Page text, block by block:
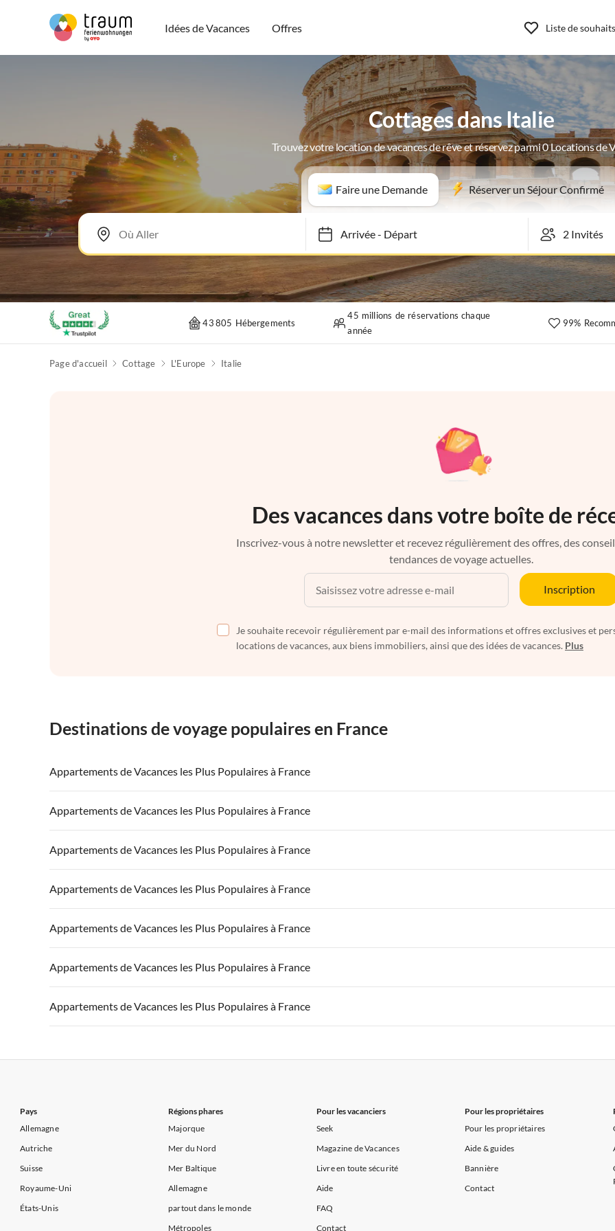
Idées de Vacances Offres Liste de souhaits
Cottages dans Italie
Trouvez votre location de vacances de rêve et réservez parmi 0 Locations de
Faire une Demande Réserver un Séjour Confirmé
Arrivée-Départ
43 805 Hébergements
45 millions de réservations chaque
année
99%
Page d'accueil Cottage L'Europe Italie
Des vacances dans votre boîte de
Inscrivez-vous à notre newsletter et recevez régulièrement des offres, des
tendances de voyage actuelles.
Inscription
Je souhaite recevoir régulièrement par e-mail des informations et offres exclusives et
locations de vacances, aux biens immobiliers, ainsi que des idées de vacances. Plus
Destinations de voyage populaires en France
Appartements de Vacances les Plus Populaires à France
Appartements de Vacances à France Appartements de Vacances à Paris-Ile de France
Appartements de Vacances à Côte atlantique Appartements de Vacances à la Normandie Appartements de Vacances à Sud de la
Appartements de Vacances à Côte d'Azur
Appartements de Vacances les Plus Populaires à France
Appartements de Vacances à France Appartements de Vacances à Paris-Ile de France
Appartements de Vacances à Côte atlantique Appartements de Vacances à la Normandie Appartements de Vacances à Sud de la
Appartements de Vacances à Côte d'Azur
Appartements de Vacances les Plus Populaires à France
Appartements de Vacances à France Appartements de Vacances à Paris-Ile de France
Appartements de Vacances à Côte atlantique Appartements de Vacances à la Normandie Appartements de Vacances à Sud de la
Appartements de Vacances à Côte d'Azur
Appartements de Vacances les Plus Populaires à France
Appartements de Vacances à France Appartements de Vacances à Paris-Ile de France
Appartements de Vacances à Côte atlantique Appartements de Vacances à la Normandie Appartements de Vacances à Sud de la
Appartements de Vacances à Côte d'Azur
Appartements de Vacances les Plus Populaires à France
Appartements de Vacances à France Appartements de Vacances à Paris-Ile de France
Appartements de Vacances à Côte atlantique Appartements de Vacances à la Normandie Appartements de Vacances à Sud de la
Appartements de Vacances à Côte d'Azur
Appartements de Vacances les Plus Populaires à France
Appartements de Vacances à France Appartements de Vacances à Paris-Ile de France
Appartements de Vacances à Côte atlantique Appartements de Vacances à la Normandie Appartements de Vacances à Sud de la
Appartements de Vacances les Plus Populaires à France
Pays
Allemagne
Autriche
Suisse
Royaume-Uni
États-Unis
Régions phares
Majorque
Mer du Nord
Mer Baltique
Allemagne
partout dans le monde
Métropoles
Pour les vacanciers
Seek
Magazine de Vacances
Livre en toute sécurité
Aide
FAQ
Contact
Pour les propriétaires
Pour les propriétaires
Aide & guides
Bannière
Contact